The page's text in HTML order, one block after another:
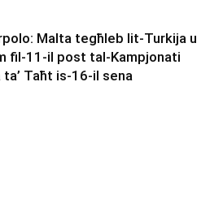
Malta tegħleb lit-Turkija u
fil-11-il post tal-Kampjonati
ta’ Taħt is-16-il sena